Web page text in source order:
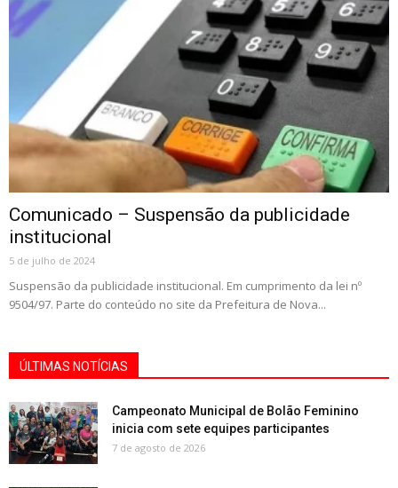
Comunicado – Suspensão da publicidade
institucional
5 de julho de 2024
Suspensão da publicidade institucional. Em cumprimento da lei nº
9504/97. Parte do conteúdo no site da Prefeitura de Nova...
ÚLTIMAS NOTÍCIAS
Campeonato Municipal de Bolão Feminino
inicia com sete equipes participantes
7 de agosto de 2026